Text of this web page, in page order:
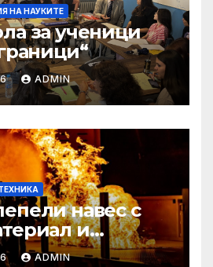
НА НАУКИТЕ
за ученици
ADMIN
навес с
и
техника
ADMIN